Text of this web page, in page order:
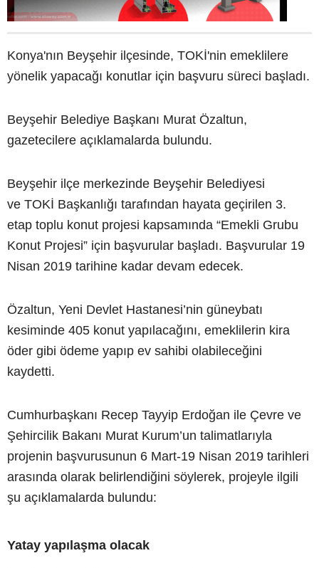
Konya'nın Beyşehir ilçesinde, TOKİ'nin emeklilere
yönelik yapacağı konutlar için başvuru süreci başladı.
Beyşehir Belediye Başkanı Murat Özaltun,
gazetecilere açıklamalarda bulundu.
Beyşehir ilçe merkezinde Beyşehir Belediyesi
ve TOKİ Başkanlığı tarafından hayata geçirilen 3.
etap toplu konut projesi kapsamında “Emekli Grubu
Konut Projesi” için başvurular başladı. Başvurular 19
Nisan 2019 tarihine kadar devam edecek.
Özaltun, Yeni Devlet Hastanesi’nin güneybatı
kesiminde 405 konut yapılacağını, emeklilerin kira
öder gibi ödeme yapıp ev sahibi olabileceğini
kaydetti.
Cumhurbaşkanı Recep Tayyip Erdoğan ile Çevre ve
Şehircilik Bakanı Murat Kurum’un talimatlarıyla
projenin başvurusunun 6 Mart-19 Nisan 2019 tarihleri
arasında olarak belirlendiğini söylerek, projeyle ilgili
şu açıklamalarda bulundu:
Yatay yapılaşma olacak